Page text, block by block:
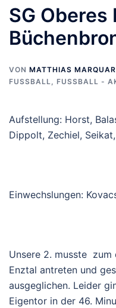
SG Oberes
VON MATTHIAS
FUSSBALL
, FUSSBALL -
Aufstellung: Horst,
Dippolt, Zechiel,
Einwechslungen:
Unsere 2. musste zum
Enztal antreten und
ausgeglichen. Leider
Eigentor in der 46.